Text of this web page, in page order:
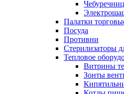
Палатки
Посуда
Противни
Стерилизаторы
Тепловое
Витрины
Зонты